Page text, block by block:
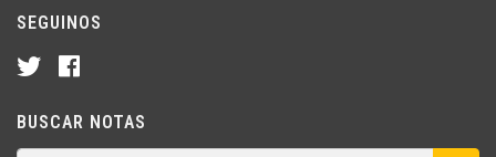
SEGUINOS
BUSCAR NOTAS